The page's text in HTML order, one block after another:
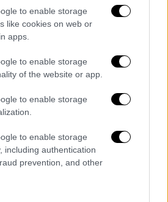
to enable storage
like cookies on web or
apps.
to enable storage
of the website or app.
to enable storage
to enable storage
including authentication
prevention, and other
κανονισμό εργασίας
άμεσα με δική σας ευθύνη. Το